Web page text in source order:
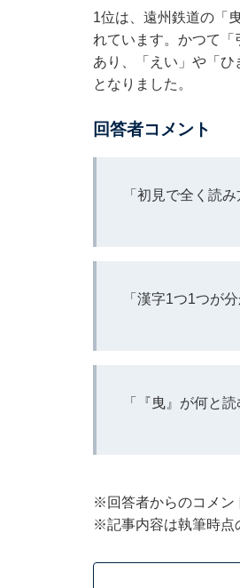
1位は、遠州鉄道の「
れています。かつて
あり、「えい」や「
となりました。
回答者コメント
「初見で全く読
「漢字1つ1つが
「『曳』が何と
※回答者からのコメン
※記事内容は執筆時点